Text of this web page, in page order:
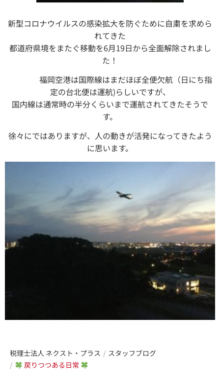
新型コロナウイルスの感染拡大を防ぐために自粛を求めら
れてきた
都道府県境をまたぐ移動を6月19日から全面解除されまし
た！
福岡空港は国際線はまだほぼ全便欠航（日にち指
定の台北便は運航)らしいですが、
国内線は通常時の半分くらいまで運航されてきたそうで
す。
徐々にではありますが、人の動きが活発になってきたよう
に思います。
税理士法人 ネクスト・プラス
スタッフブログ
戻りつつある日常